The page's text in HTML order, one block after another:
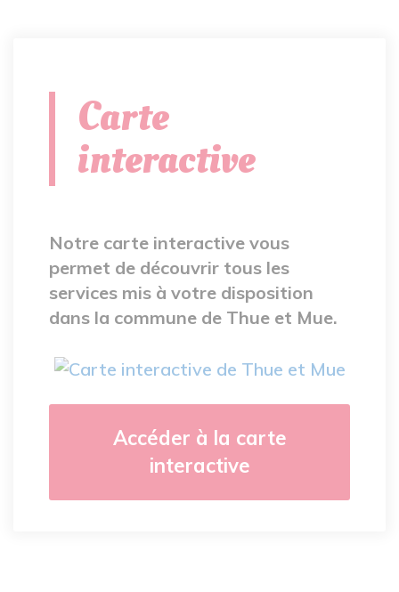
Carte
interactive
Notre carte interactive vous
permet de découvrir tous les
services mis à votre disposition
dans la commune de Thue et Mue.
Accéder à la carte
interactive